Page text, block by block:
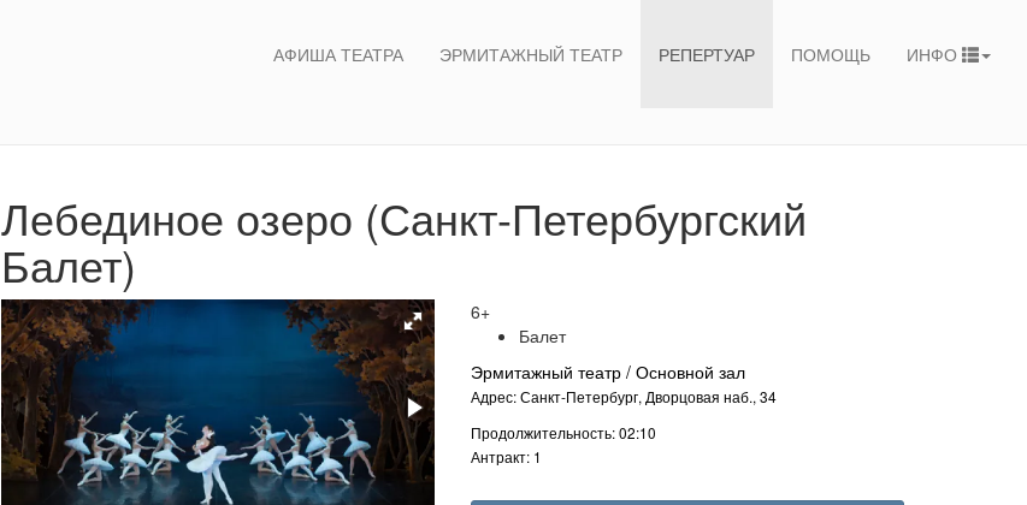
АФИША ТЕАТРА ЭРМИТАЖНЫЙ ТЕАТР РЕПЕРТУАР ПОМОЩЬ ИНФО
Лебединое озеро (Санкт-Петербургский
Балет)
6+
Балет
Эрмитажный театр / Основной зал
Адрес: Санкт-Петербург, Дворцовая наб., 34
Продолжительность: 02:10
Антракт: 1